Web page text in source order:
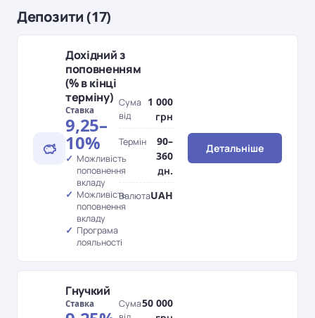
Депозити (17)
Дохідний з
поповненням
(% в кінці
терміну)
Ставка
9,25–
10%
Можливість
поповнення
вкладу
Можливість
поповнення
вкладу
Програма
лояльності
Сума
від
1 000
грн
Термін
90–
360
дн.
ВалютаUAH
Детальніше
Гнучкий
Ставка
Сума50 000